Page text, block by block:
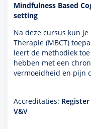
Mindfulness Based
setting
Na deze cursus kun
Therapie (MBCT)
leert de metho­diek
hebben met een
vermoeidheid en pijn
Accreditaties:
V&V